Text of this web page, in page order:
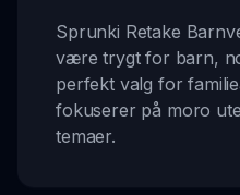
Sprunki Retake
være trygt for barn,
perfekt valg for
fokuserer på moro
temaer.